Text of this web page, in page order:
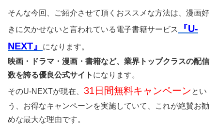
そんな今回、ご紹介させて頂くおススメな方法は、漫画好
きに欠かせないと言われている電子書籍サービス
『U-
NEXT』
になります。
映画・ドラマ・漫画・書籍など、業界トップクラスの配信
数を誇る優良公式サイト になります。
そのU-NEXTが現在、 31日間無料キャンペーンとい
う、お得なキャンペーンを実施していて、これが絶賛お勧
めな最大な理由です。